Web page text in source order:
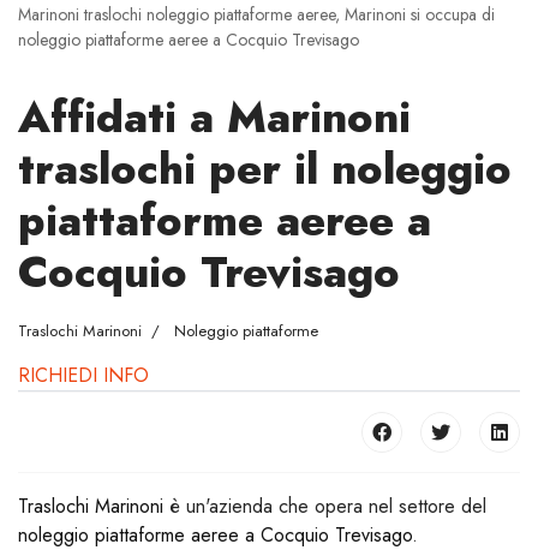
Marinoni traslochi noleggio piattaforme aeree, Marinoni si occupa di
noleggio piattaforme aeree a Cocquio Trevisago
Affidati a Marinoni
traslochi per il noleggio
piattaforme aeree a
Cocquio Trevisago
Traslochi Marinoni Noleggio piattaforme
RICHIEDI INFO
Traslochi Marinoni è un'azienda che opera nel settore del
noleggio piattaforme aeree a Cocquio Trevisago.